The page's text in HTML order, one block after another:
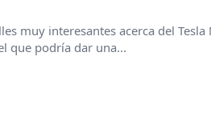
muy interesantes acerca del
que podría dar una...